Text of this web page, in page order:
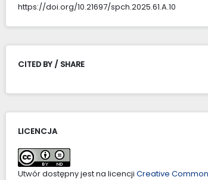
https://doi.org/10.21697/spch.2025.61.A.10
CITED BY / SHARE
LICENCJA
Utwór dostępny jest na licencji Creative